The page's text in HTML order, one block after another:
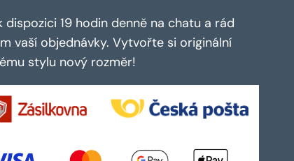
19 hodin denně na chatu a rád
vaší objednávky. Vytvořte si originální
stylu nový rozměr!